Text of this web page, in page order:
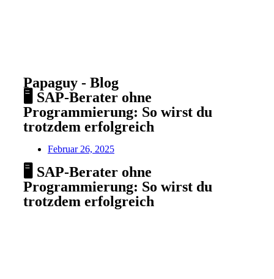
Papaguy - Blog
🖥️ SAP-Berater ohne
Programmierung: So wirst du
trotzdem erfolgreich
Februar 26, 2025
🖥️ SAP-Berater ohne
Programmierung: So wirst du
trotzdem erfolgreich